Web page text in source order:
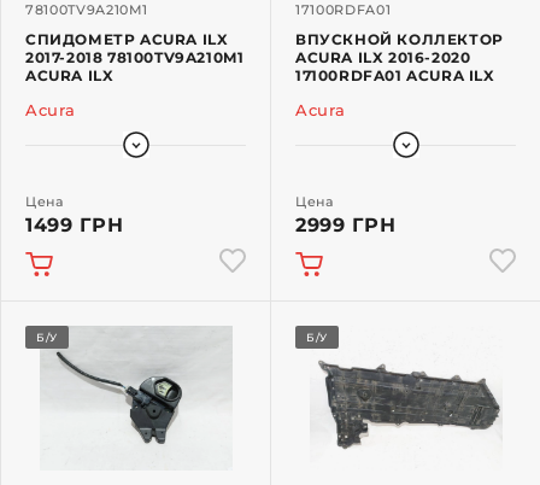
78100TV9A210M1
СПИДОМЕТР ACURA ILX
2017-2018 78100TV9A210M1
ACURA ILX
Acura
Цена
1499 ГРН
17100RDFA01
ВПУСКНОЙ КОЛЛЕКТОР
ACURA ILX 2016-2020
17100RDFA01 ACURA ILX
Acura
Цена
2999 ГРН
Б/У Б/У